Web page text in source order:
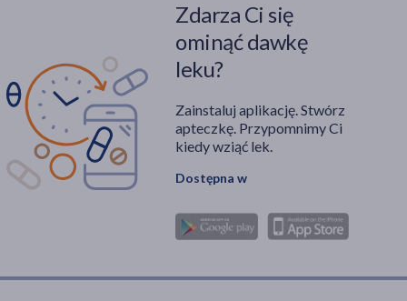
Zdarza Ci się
ominąć dawkę
leku?
Zainstaluj aplikację. Stwórz
apteczkę. Przypomnimy Ci
kiedy wziąć lek.
Dostępna w